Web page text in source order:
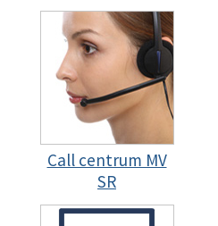
Call centrum MV
SR